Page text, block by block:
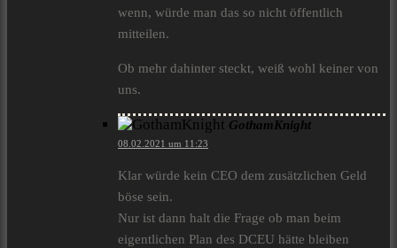
wenn, würde man das so nicht öffentlich
mitteilen.
Ob mehr dahinter steckt, weiß wohl keiner von
uns.
GothamKnight
08.02.2021 um 11:23
Klar würde kein CEO dem zusätzlichen Geld
böse sein.
Nur ist dann halt die Frage ob man beim
eigentlichen Plan des DCEU hätte bleiben